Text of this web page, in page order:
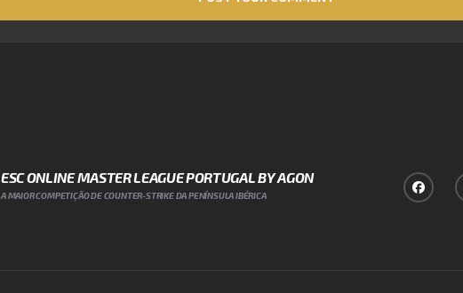
ESC ONLINE MASTER LEAGUE PORTUGAL BY AGON
A MAIOR COMPETIÇÃO DE COUNTER-STRIKE DA PENÍNSULA IBÉRICA